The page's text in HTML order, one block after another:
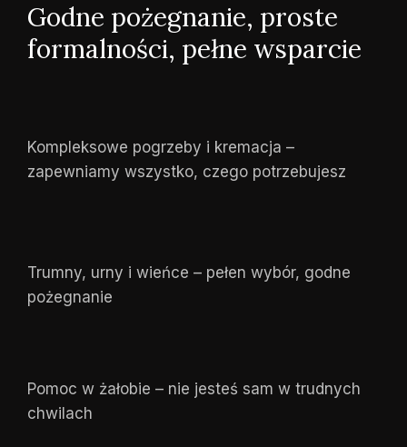
Godne pożegnanie, proste
formalności, pełne wsparcie
Kompleksowe pogrzeby i kremacja –
zapewniamy wszystko, czego potrzebujesz
Trumny, urny i wieńce – pełen wybór, godne
pożegnanie
Pomoc w żałobie – nie jesteś sam w trudnych
chwilach